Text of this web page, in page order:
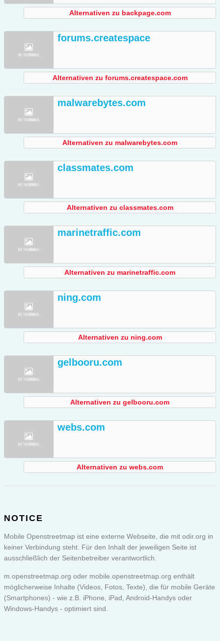
Alternativen zu backpage.com
forums.createspace
Alternativen zu forums.createspace.com
malwarebytes.com
Alternativen zu malwarebytes.com
classmates.com
Alternativen zu classmates.com
marinetraffic.com
Alternativen zu marinetraffic.com
ning.com
Alternativen zu ning.com
gelbooru.com
Alternativen zu gelbooru.com
webs.com
Alternativen zu webs.com
NOTICE
Mobile Openstreetmap ist eine externe Webseite, die mit odir.org in
keiner Verbindung steht. Für den Inhalt der jeweiligen Seite ist
ausschließlich der Seitenbetreiber verantwortlich.
m.openstreetmap.org oder mobile.openstreetmap.org enthält
möglicherweise Inhalte (Videos, Fotos, Texte), die für mobile Geräte
(Smartphones) - wie z.B. iPhone, iPad, Android-Handys oder
Windows-Handys - optimiert sind.